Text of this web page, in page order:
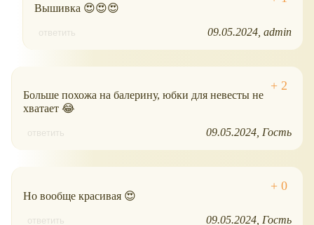
Вышивка 😍😍😍
ответить 09.05.2024 admin
Больше похожа на балерину, юбки для невесты не
хватает 😂
ответить 09.05.2024 Гость
Но вообще красивая 😍
ответить 09.05.2024 Гость